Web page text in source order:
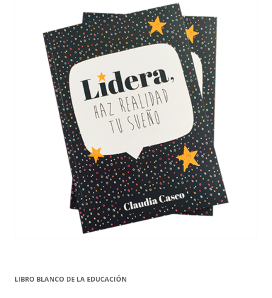
LIBRO BLANCO DE LA EDUCACIÓN